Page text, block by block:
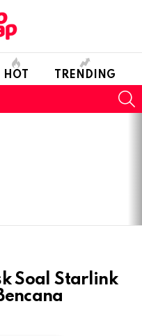
HOT TRENDING
Soal Starlink